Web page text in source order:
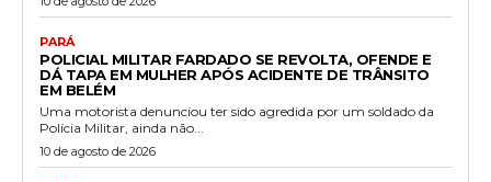
PARÁ
POLICIAL MILITAR FARDADO SE REVOLTA, OFENDE E
DÁ TAPA EM MULHER APÓS ACIDENTE DE TRÂNSITO
EM BELÉM
Uma motorista denunciou ter sido agredida por um soldado da
Polícia Militar, ainda não...
10 de agosto de 2026